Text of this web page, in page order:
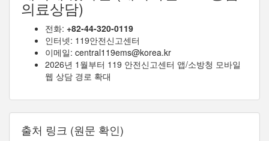
의료상담)
전화: +82-44-320-0119
인터넷: 119안전신고센터
이메일: central119ems@korea.kr
2026년 1월부터 119 안전신고센터 앱/소방청 모바일
웹 상담 경로 확대
출처 링크 (원문 확인)